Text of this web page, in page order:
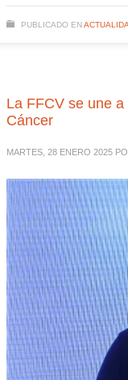
PUBLICADO EN
La FFCV se une
Cáncer
MARTES, 28 ENERO 2025